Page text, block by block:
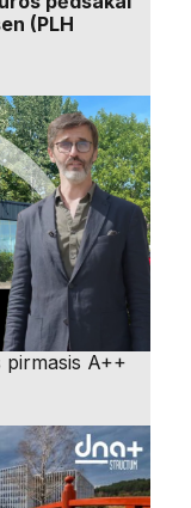
(PLH
pirmasis A++